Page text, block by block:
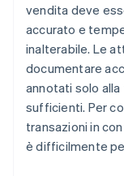
vendita deve
accurato e
inalterabile. Le
documentare
annotati solo
sufficienti. Per
transazioni in
è difficilmente